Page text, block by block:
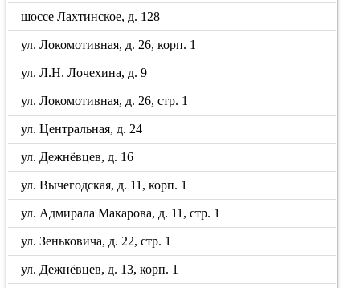
шоссе Лахтинское, д. 128
ул. Локомотивная, д. 26, корп. 1
ул. Л.Н. Лочехина, д. 9
ул. Локомотивная, д. 26, стр. 1
ул. Центральная, д. 24
ул. Дежнёвцев, д. 16
ул. Вычегодская, д. 11, корп. 1
ул. Адмирала Макарова, д. 11, стр. 1
ул. Зеньковича, д. 22, стр. 1
ул. Дежнёвцев, д. 13, корп. 1